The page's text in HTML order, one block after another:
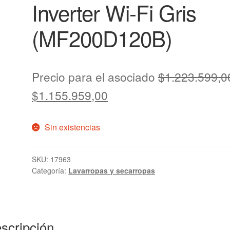
Inverter Wi-Fi Gris
(MF200D120B)
Precio para el asociado$
$1.155.959,00
Sin existencias
SKU: 17963
Categoría: Lavarropas y secarropas